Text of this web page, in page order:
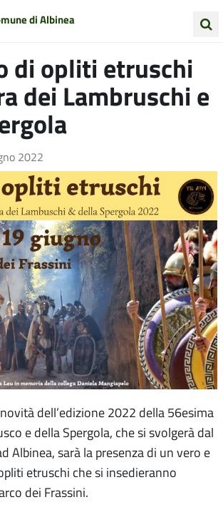
di Albinea
in Comune Vivi Albinea
Unione Colline Matildiche
di opliti etruschi
dei Lambruschi e
2022
dell’edizione 2022 della 56esima
e della Spergola, che si svolgerà dal
Albinea, sarà la presenza di un vero e
etruschi che si insedieranno
dei Frassini.